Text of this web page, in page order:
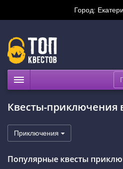
Город:
Расписание
Рейтинги
На карте
Сертификаты
Квесты-приключения
Приключения
Популярные квесты